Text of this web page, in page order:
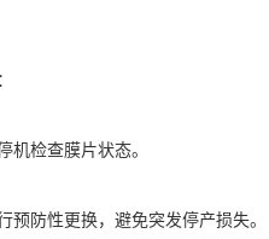
检查膜片状态。
防性更换，避免突发停产损失。